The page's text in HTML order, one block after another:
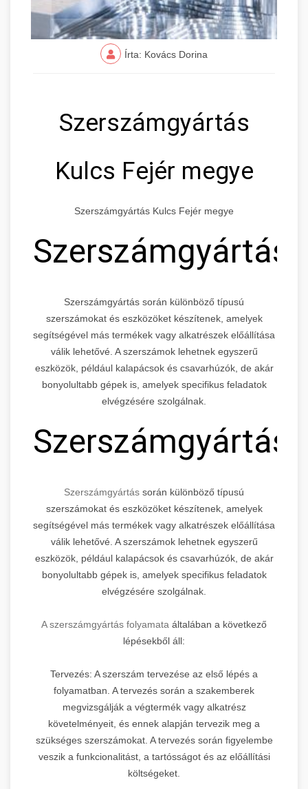
Írta: Kovács Dorina
Szerszámgyártás
Kulcs Fejér megye
Szerszámgyártás Kulcs Fejér megye
Szerszámgyártás
Szerszámgyártás során különböző típusú
szerszámokat és eszközöket készítenek, amelyek
segítségével más termékek vagy alkatrészek előállítása
válik lehetővé. A szerszámok lehetnek egyszerű
eszközök, például kalapácsok és csavarhúzók, de akár
bonyolultabb gépek is, amelyek specifikus feladatok
elvégzésére szolgálnak.
Szerszámgyártás
Szerszámgyártás során különböző típusú
szerszámokat és eszközöket készítenek, amelyek
segítségével más termékek vagy alkatrészek előállítása
válik lehetővé. A szerszámok lehetnek egyszerű
eszközök, például kalapácsok és csavarhúzók, de akár
bonyolultabb gépek is, amelyek specifikus feladatok
elvégzésére szolgálnak.
A szerszámgyártás folyamata általában a következő
lépésekből áll:
Tervezés: A szerszám tervezése az első lépés a
folyamatban. A tervezés során a szakemberek
megvizsgálják a végtermék vagy alkatrész
követelményeit, és ennek alapján tervezik meg a
szükséges szerszámokat. A tervezés során figyelembe
veszik a funkcionalitást, a tartósságot és az előállítási
költségeket.